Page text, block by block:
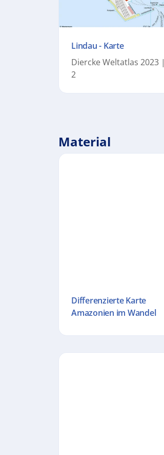
Lindau - Karte
Diercke Weltatlas 2023
2
Material
Differenzierte Karte
Amazonien im Wandel